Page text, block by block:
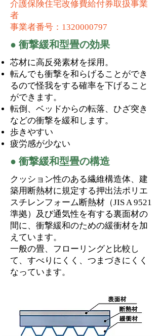
介護保険住宅改修費給付券取扱事業
者
事業者番号：1320000797
● 衝撃緩和型畳の効果
芯材に高反発素材を採用。
転んでも衝撃を和らげることができ
るので怪我をする確率を下げること
ができます。
転倒、ベッドからの転落、ひざ突き
などの衝撃を緩和します。
歩きやすい
疲労感が少ない
● 衝撃緩和型畳の構造
クッション性のある繊維構造体、建
築用断熱材に規定する押出法ポリエ
スチレンフォーム断熱材（JIS A 9521
準拠）及び通気性を有する裏面材の
間に、衝撃緩和のための緩衝材を加
えています。
一般の畳、フローリングと比較し
て、すべりにくく、つまづきにくく
なっています。